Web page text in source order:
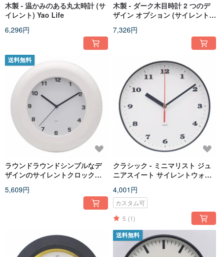
木製 - 温かみのある丸太時計 (サ
イレント) Yao Life
6,296円
木製 - ダーク木目時計 2 つのデ
ザイン オプション (サイレント)
7,326円
送料無料
ラウンドラウンドシンプルなデ
ザインのサイレントクロックサ
5,609円
クラシック - ミニマリスト ジュ
ニアスイート サイレントウォー
4,001円
カスタム可
5 (1)
送料無料